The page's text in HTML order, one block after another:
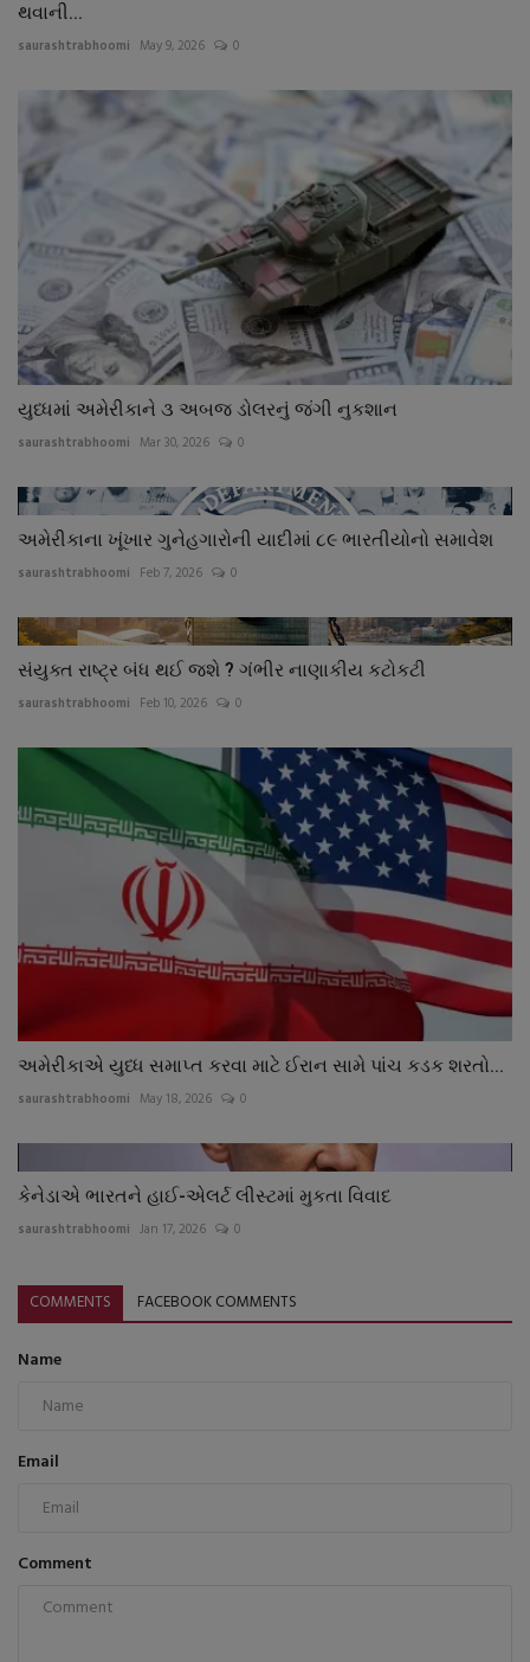
થવાની...
saurashtrabhoomi May 9, 2026 0
યુધ્ધમાં અમેરીકાને ૩ અબજ ડોલરનું જંગી નુકશાન
saurashtrabhoomi Mar 30, 2026 0
અમેરીકાના ખૂંખાર ગુનેહગારોની યાદીમાં ૮૯ ભારતીયોનો સમાવેશ
saurashtrabhoomi Feb 7, 2026 0
સંયુક્ત રાષ્ટ્ર બંધ થઈ જશે ? ગંભીર નાણાકીય કટોકટી
saurashtrabhoomi Feb 10, 2026 0
અમેરીકાએ યુધ્ધ સમાપ્ત કરવા માટે ઈરાન સામે પાંચ કડક શરતો...
saurashtrabhoomi May 18, 2026 0
કેનેડાએ ભારતને હાઈ-એલર્ટ લીસ્ટમાં મુકતા વિવાદ
saurashtrabhoomi Jan 17, 2026 0
COMMENTS FACEBOOK COMMENTS
Name
Email
Comment